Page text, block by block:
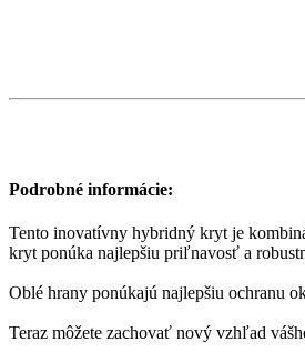
Podrobné informácie:
Tento inovatívny hybridný kryt je
kryt ponúka najlepšiu priľnavosť a
Oblé hrany ponúkajú najlepšiu ochranu
Teraz môžete zachovať nový vzhľad